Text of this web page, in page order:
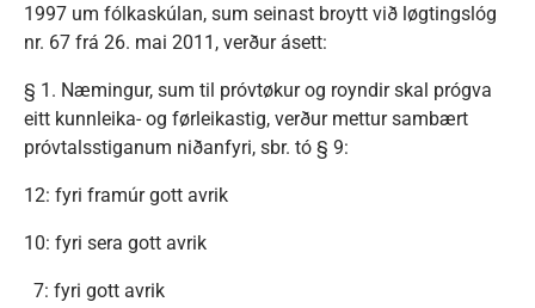
1997 um fólkaskúlan, sum seinast broytt við løgtingslóg
nr. 67 frá 26. mai 2011, verður ásett:
§ 1. Næmingur, sum til próvtøkur og royndir skal prógva
eitt kunnleika- og førleikastig, verður mettur sambært
próvtalsstiganum niðanfyri, sbr. tó § 9:
12: fyri framúr gott avrik
10: fyri sera gott avrik
7: fyri gott avrik